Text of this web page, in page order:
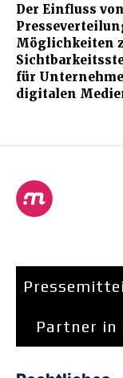
Der Einfluss
Möglichkeiten
für
digitalen
Partner